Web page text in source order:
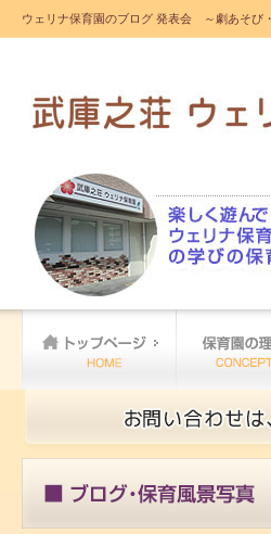
ウェリナ保育園のブログ 発表会 ～劇あそび